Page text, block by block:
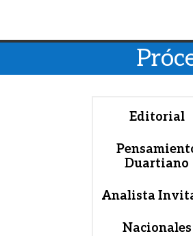
Editorial
Duartiano
Analista
Nacionales